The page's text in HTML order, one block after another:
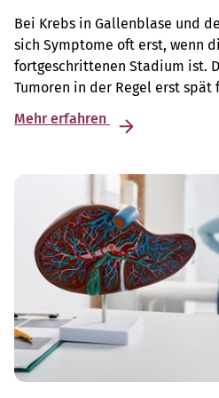
Bei Krebs in Gallenblase und
sich Symptome oft erst, wenn
fortgeschrittenen Stadium ist.
Tumoren in der Regel erst spät
Mehr erfahren